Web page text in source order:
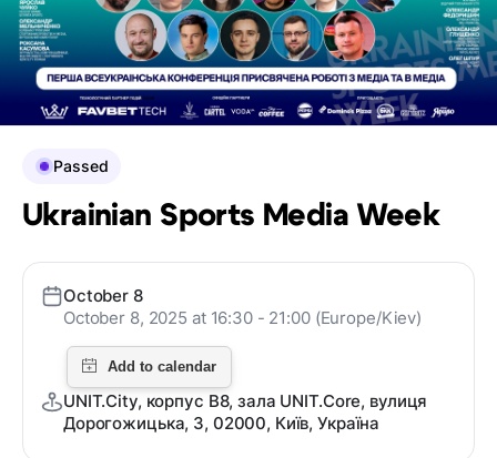
Passed
Ukrainian Sports Media Week
October 8
October 8, 2025 at 16:30 - 21:00 (Europe/Kiev)
UNIT.City, корпус В8, зала UNIT.Core, вулиця
Дорогожицька, 3, 02000, Київ, Україна